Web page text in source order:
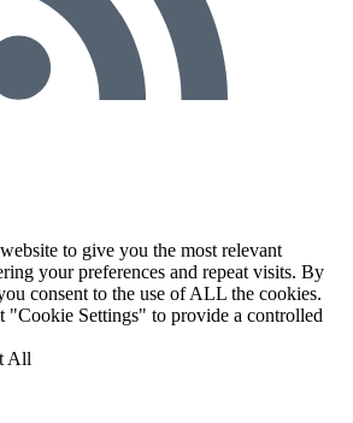
to give you the most relevant
your preferences and repeat visits. By
consent to the use of ALL the cookies.
"Cookie Settings" to provide a controlled
All